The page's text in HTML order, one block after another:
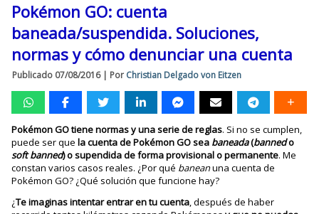
Pokémon GO: cuenta
baneada/suspendida. Soluciones,
normas y cómo denunciar una cuenta
Publicado 07/08/2016| Por Christian Delgado von Eitzen
Pokémon GO tiene normas y una serie de reglas. Si no se cumplen,
puede ser que la cuenta de Pokémon GO sea baneada(bannedo
soft banned) o supendida de forma provisional o permanente. Me
constan varios casos reales. ¿Por qué baneanuna cuenta de
Pokémon GO? ¿Qué solución que funcione hay?
¿Te imaginas intentar entrar en tu cuenta, después de haber